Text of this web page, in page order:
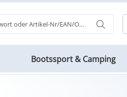
Bootssport & Camping